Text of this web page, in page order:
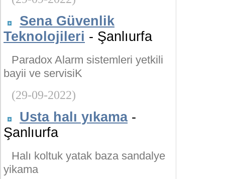
Sena Güvenlik
Teknolojileri - Şanlıurfa
Paradox Alarm sistemleri yetkili
bayii ve servisiK
(29-09-2022)
Usta halı yıkama-
Şanlıurfa
Halı koltuk yatak baza sandalye
yikama